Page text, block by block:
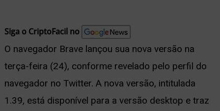
Siga o CriptoFacil no
O navegador Brave lançou sua nova versão na
terça-feira (24), conforme revelado pelo perfil do
navegador no Twitter. A nova versão, intitulada
1.39, está disponível para a versão desktop e traz